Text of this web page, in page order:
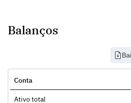
Balanços
Conta
Ativo total